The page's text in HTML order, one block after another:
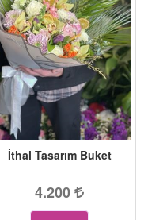
İthal Tasarım Buket
4.200